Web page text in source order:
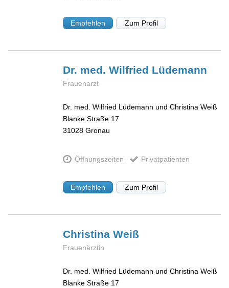
Empfehlen Zum Profil
Dr. med. Wilfried Lüdemann
Frauenarzt
Dr. med. Wilfried Lüdemann und Christina Weiß
Blanke Straße 17
31028 Gronau
Öffnungszeiten Privatpatienten
Empfehlen Zum Profil
ChristinaWeiß
Frauenärztin
Dr. med. Wilfried Lüdemann und Christina Weiß
Blanke Straße 17